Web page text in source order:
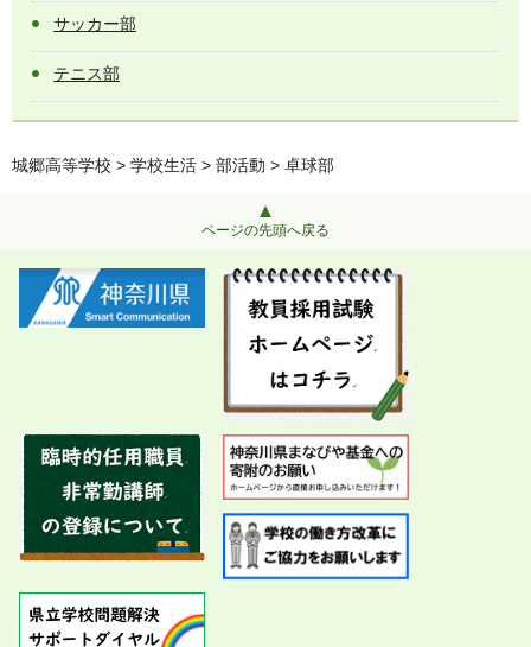
サッカー部
テニス部
城郷高等学校 > 学校生活 > 部活動 > 卓球部
ページの先頭へ戻る